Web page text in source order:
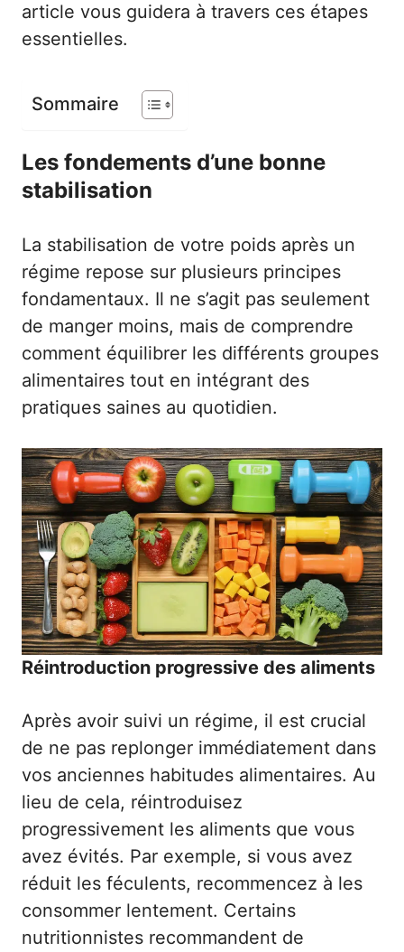
article vous guidera à travers ces étapes
essentielles.
Sommaire
Les fondements d’une bonne
stabilisation
La stabilisation de votre poids après un
régime repose sur plusieurs principes
fondamentaux. Il ne s’agit pas seulement
de manger moins, mais de comprendre
comment équilibrer les différents groupes
alimentaires tout en intégrant des
pratiques saines au quotidien.
Réintroduction progressive des aliments
Après avoir suivi un régime, il est crucial
de ne pas replonger immédiatement dans
vos anciennes habitudes alimentaires. Au
lieu de cela, réintroduisez
progressivement les aliments que vous
avez évités. Par exemple, si vous avez
réduit les féculents, recommencez à les
consommer lentement. Certains
nutritionnistes recommandent de